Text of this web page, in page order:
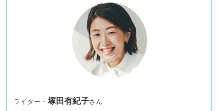
ライター・ 塚田有紀子さん